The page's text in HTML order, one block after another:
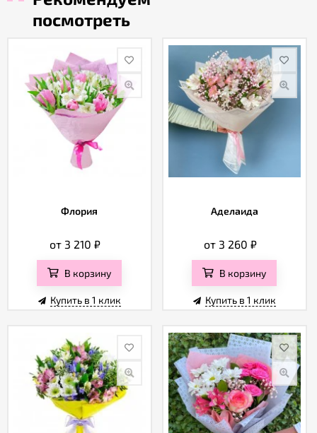
посмотреть
Флория
от 3 210₽
В корзину
Купить в 1 клик
Аделаида
от 3 260 ₽
В корзину
Купить в 1 клик